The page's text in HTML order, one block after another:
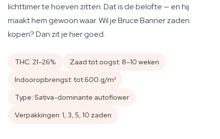
lichttimer te hoeven zitten. Dat is de belofte — en hij
maakt hem gewoon waar. Wil je Bruce Banner zaden
kopen? Dan zit je hier goed.
THC: 21–26%
Zaad tot oogst: 8–10 weken
Indooropbrengst: tot 600 g/m²
Type: Sativa-dominante autoflower
Verpakkingen: 1, 3, 5, 10 zaden